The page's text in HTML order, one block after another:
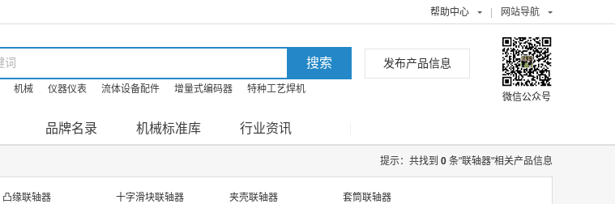
帮助中心 网站导航
机械 仪器仪表 流体设备配件 增量式编码器
特种工艺焊机
发布产品信息
微信公众号
品牌名录 机械标准库 行业资讯
提示：共找到 0 条"联轴器"相关产品信息
凸缘联轴器 十字滑块联轴器 夹壳联轴器
套筒联轴器